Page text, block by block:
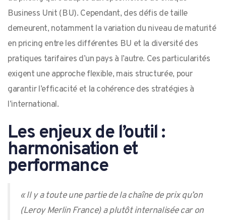
Business Unit (BU). Cependant, des défis de taille
demeurent, notamment la variation du niveau de maturité
en pricing entre les différentes BU et la diversité des
pratiques tarifaires d’un pays à l’autre. Ces particularités
exigent une approche flexible, mais structurée, pour
garantir l’efficacité et la cohérence des stratégies à
l’international.
Les enjeux de l’outil :
harmonisation et
performance
« Il y a toute une partie de la chaîne de prix qu’on
(Leroy Merlin France)a plutôt internalisée car on